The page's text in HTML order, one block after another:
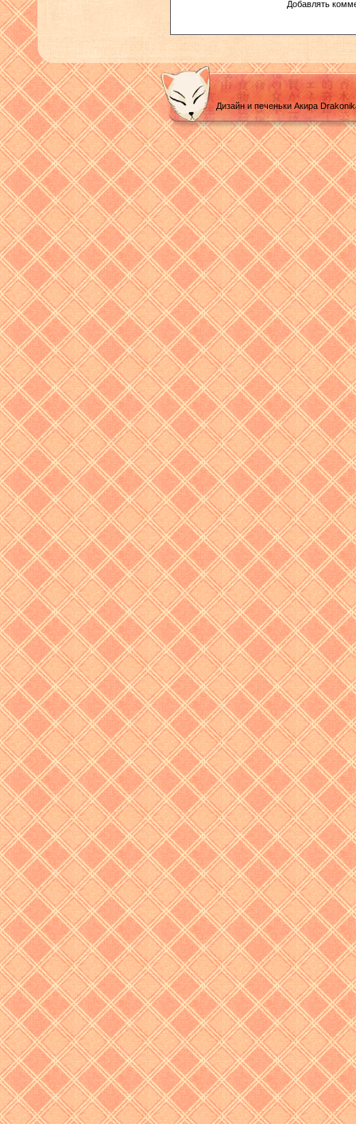
Добавлять
Дизайн и печеньки Акира